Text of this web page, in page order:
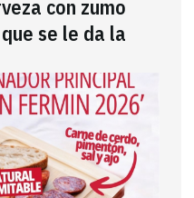
con zumo
se le da la